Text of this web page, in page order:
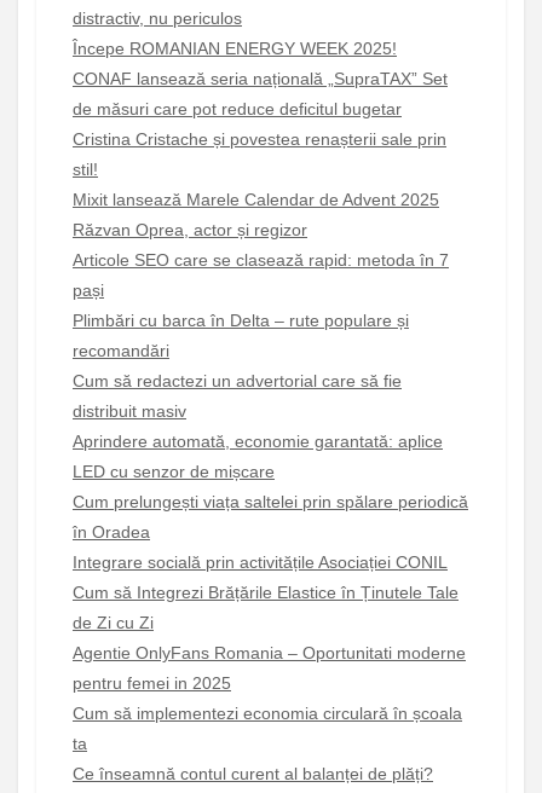
distractiv, nu periculos
Începe ROMANIAN ENERGY WEEK 2025!
CONAF lansează seria națională „SupraTAX” Set
de măsuri care pot reduce deficitul bugetar
Cristina Cristache și povestea renașterii sale prin
stil!
Mixit lansează Marele Calendar de Advent 2025
Răzvan Oprea, actor și regizor
Articole SEO care se clasează rapid: metoda în 7
pași
Plimbări cu barca în Delta – rute populare și
recomandări
Cum să redactezi un advertorial care să fie
distribuit masiv
Aprindere automată, economie garantată: aplice
LED cu senzor de mișcare
Cum prelungești viața saltelei prin spălare periodică
în Oradea
Integrare socială prin activitățile Asociației CONIL
Cum să Integrezi Brățările Elastice în Ținutele Tale
de Zi cu Zi
Agentie OnlyFans Romania – Oportunitati moderne
pentru femei in 2025
Cum să implementezi economia circulară în școala
ta
Ce înseamnă contul curent al balanței de plăți?